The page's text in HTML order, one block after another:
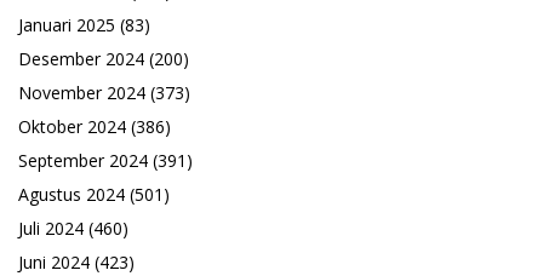
Januari 2025 (83)
Desember 2024 (200)
November 2024 (373)
Oktober 2024 (386)
September 2024 (391)
Agustus 2024 (501)
Juli 2024 (460)
Juni 2024 (423)